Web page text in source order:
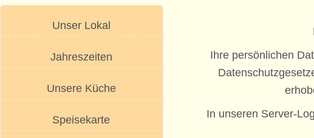
Unser Lokal
Jahreszeiten
Unsere Küche
Speisekarte
Ihre persönlichen
In unseren Server-